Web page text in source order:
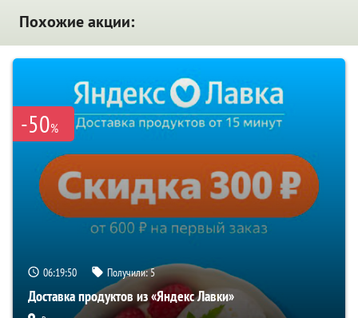
Похожие акции:
-50%
06:19:49 Получили:5
Доставка продуктов из «Яндекс Лавки»